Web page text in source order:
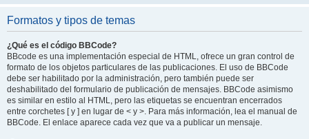
Formatos y tipos de temas
¿Qué es el código BBCode?
BBcode es una implementación especial de HTML, ofrece un gran control de
formato de los objetos particulares de las publicaciones. El uso de BBCode
debe ser habilitado por la administración, pero también puede ser
deshabilitado del formulario de publicación de mensajes. BBCode asimismo
es similar en estilo al HTML, pero las etiquetas se encuentran encerrados
entre corchetes [ y ] en lugar de < y >. Para más información, lea el manual de
BBCode. El enlace aparece cada vez que va a publicar un mensaje.